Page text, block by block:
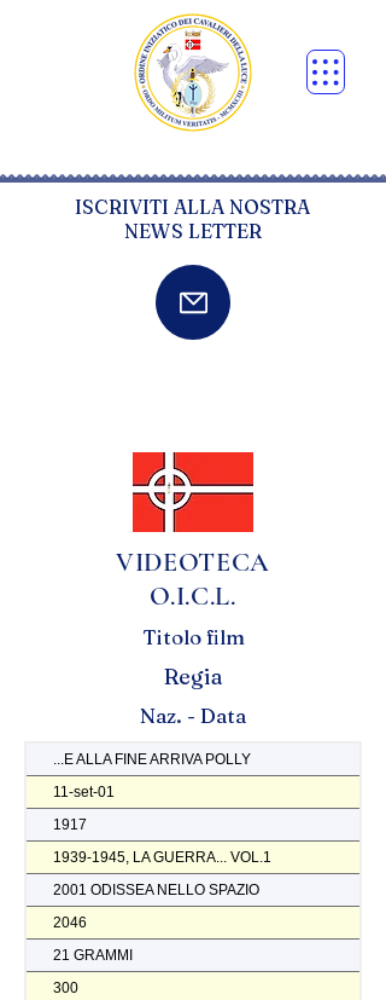
ISCRIVITI ALLA NOSTRA
NEWS LETTER
VIDEOTECA
O.I.C.L.
Titolo film
Regia
Naz. - Data
...E ALLA FINE ARRIVA POLLY
11-set-01
1917
1939-1945, LA GUERRA... VOL.1
2001 ODISSEA NELLO SPAZIO
2046
21 GRAMMI
300